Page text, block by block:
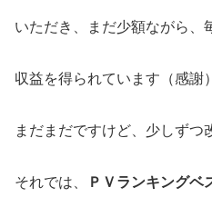
いただき、まだ少額ながら、
収益を得られています（感謝
まだまだですけど、少しずつ
それでは、 ＰＶランキングベ